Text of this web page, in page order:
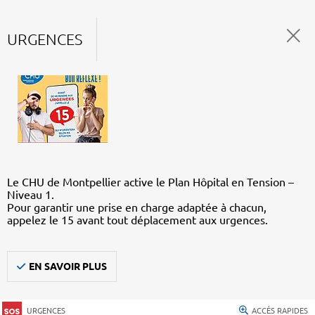
URGENCES
Le CHU de Montpellier active le Plan Hôpital en Tension –
Niveau 1.
Pour garantir une prise en charge adaptée à chacun,
appelez le 15 avant tout déplacement aux urgences.
EN SAVOIR PLUS
URGENCES ACCÈS RAPIDES